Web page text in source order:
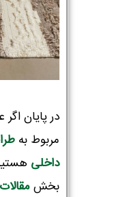
در پایان اگر
مربوط به
داخلی
بخش
*
شماره واتس‌اپ : *